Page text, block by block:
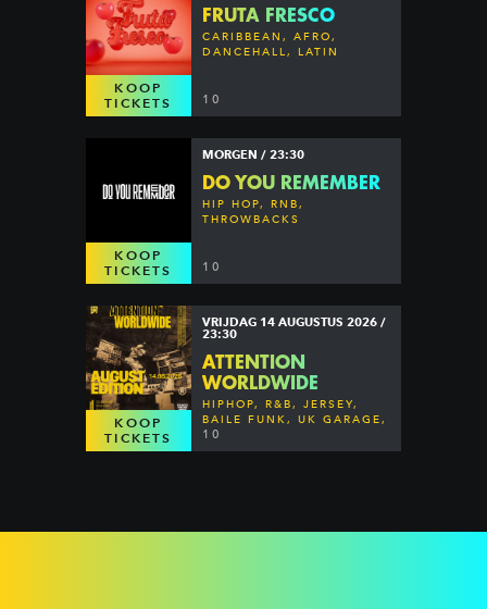
KOOP
TICKETS
FRUTA FRESCO
CARIBBEAN, AFRO,
DANCEHALL, LATIN
10
KOOP
TICKETS
MORGEN / 23:30
DO YOU REMEMBER
HIP HOP, RNB,
THROWBACKS
10
KOOP
TICKETS
VRIJDAG 14 AUGUSTUS 2026 /
23:30
ATTENTION
WORLDWIDE
HIPHOP, R&B, JERSEY,
BAILE FUNK, UK GARAGE,
DANCEHALL & MORE
10